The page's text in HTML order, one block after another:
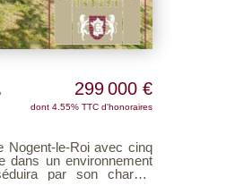
299 000 €
dont 4.55% TTC d'honoraires
Nogent-le-Roi avec cinq
par son charme